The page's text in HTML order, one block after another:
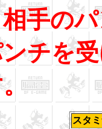
相手の
チを
スタ